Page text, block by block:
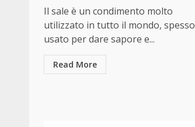
Il sale è un condimento molto
utilizzato in tutto il mondo, spesso
usato per dare sapore e...
Read More